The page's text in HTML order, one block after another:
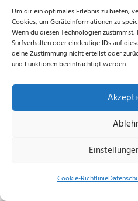
Um dir ein optimales Erlebnis zu bieten,
Cookies, um Geräteinformationen zu
Wenn du diesen Technologien
Surfverhalten oder eindeutige IDs auf
deine Zustimmung nicht erteilst oder
und Funktionen beeinträchtigt werden.
Cookie-Richtlinie
Previous article
Datenschutzerklärung
© 2026